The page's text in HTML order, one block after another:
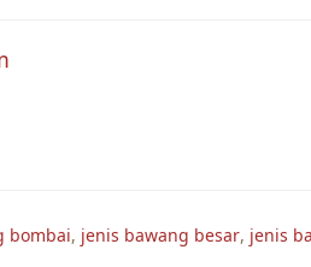
bombai, jenis bawang besar, jenis